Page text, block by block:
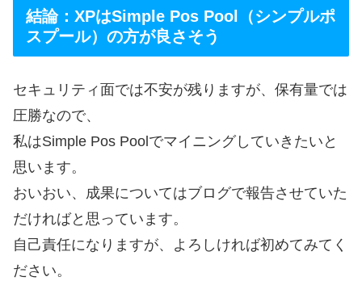
結論：XPはSimple Pos Pool（シンプルポ
スプール）の方が良さそう
セキュリティ面では不安が残りますが、保有量では
圧勝なので、
私はSimple Pos Poolでマイニングしていきたいと
思います。
おいおい、成果についてはブログで報告させていた
だければと思っています。
自己責任になりますが、よろしければ初めてみてく
ださい。